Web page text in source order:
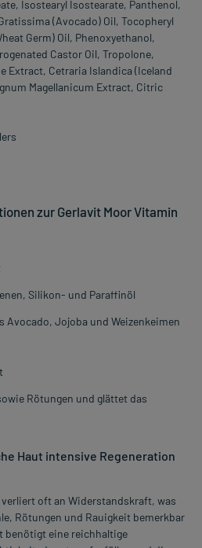
Isostearyl Isostearate, Panthenol,
(Avocado) Oil, Tocopheryl
Germ) Oil, Phenoxyethanol,
Castor Oil, Tropolone,
Extract, Cetraria Islandica (Iceland
Magellanicum Extract, Citric
zur Gerlavit Moor Vitamin
Silikon- und Paraffinöl
Avocado, Jojoba und Weizenkeimen
Rötungen und glättet das
Haut intensive Regeneration
oft an Widerstandskraft, was
Rötungen und Rauigkeit bemerkbar
benötigt eine reichhaltige